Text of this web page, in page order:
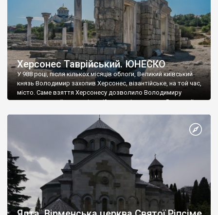
Херсонес Таврійський. ЮНЕСКО
У 988 році, після кількох місяців облоги, Великий київський
князь Володимир захопив Херсонес, візантійське, на той час,
місто. Саме взяття Херсонесу дозволило Володимиру
диктувати свої умови візантійському імператору Василю ІІ, та
Херсонесі Володимир-язичник, став Василем-християнином.
А потім було Хрещення Русі. На честь Херсонесу Таврійського